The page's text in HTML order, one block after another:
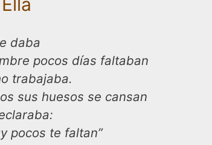
daba
pocos días faltaban
trabajaba.
sus huesos se cansan
pocos te faltan”